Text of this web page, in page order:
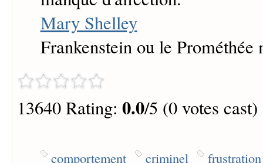
Mary Shelley
Frankenstein ou le Prométhée
13640 Rating: 0.0/5 (0 votes cast)
comportement criminel frustration